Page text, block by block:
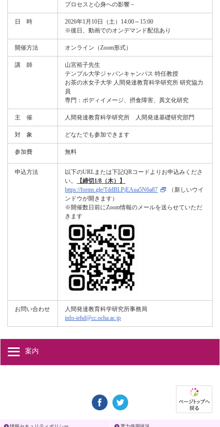
プロセスと心身への影響－
日 時
2026年1月10日（土）14:00～15:00
※後日、動画でのオンデマンド配信あり
開催方法 オンライン（Zoom形式）
講 師
山宮裕子先生
テンプル大学ジャパンキャンパス 特任教授
お茶の水女子大学 人間発達教育科学研究所 研究協力
員
専門：ボディイメージ、摂食障害、異文化研究
主 催 人間発達教育科学研究所 人間発達基礎研究部門
対 象 どなたでも参加できます
参加費 無料
申込方法
以下のURLまたは下記QRコードよりお申込みくださ
い。
【締切1/8（木）】
https://forms.gle/TddBLPjEAua5N6a87
（新しいウイ
ンドウが開きます）
※開催数日前にZoom情報のメールを送らせていただ
きます
お問い合わせ
人間発達教育科学研究所事務局
info-iehd@cc.ocha.ac.jp
案内